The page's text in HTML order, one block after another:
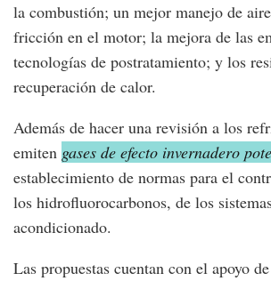
la combustión; un mejor manejo de
fricción en el motor; la mejora de las
tecnologías de postratamiento; y los
recuperación de calor.
Además de hacer una revisión a los
emiten gases de efecto invernadero
establecimiento de normas para el
los hidrofluorocarbonos, de los
acondicionado.
Las propuestas cuentan con el apoyo